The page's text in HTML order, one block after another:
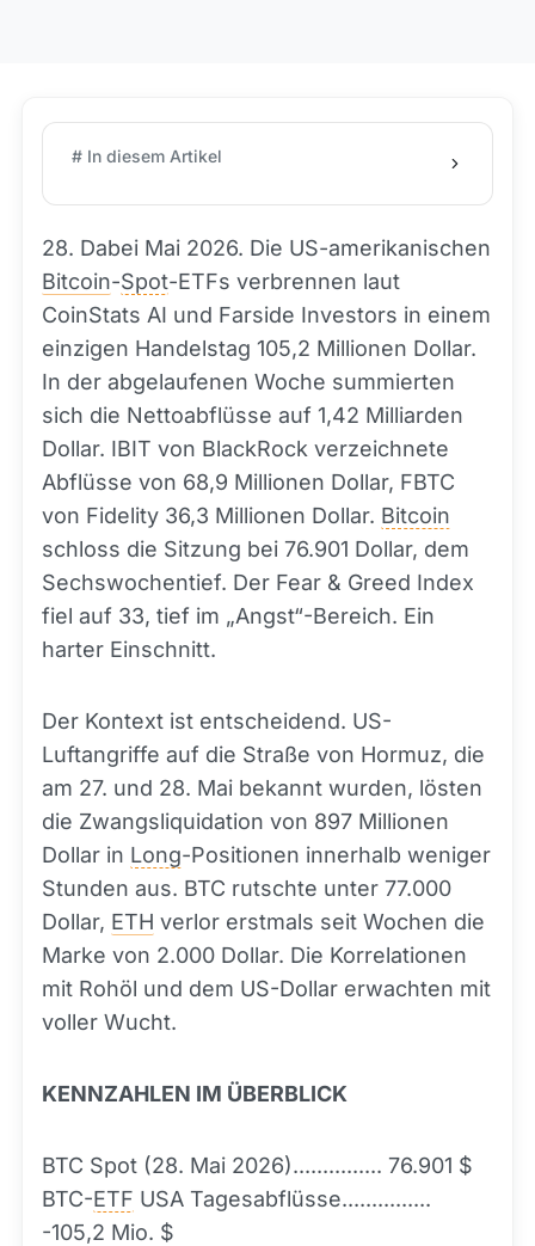
# In diesem Artikel
28. Dabei Mai 2026. Die US-amerikanischen
Bitcoin-Spot-ETFs verbrennen laut
CoinStats AI und Farside Investors in einem
einzigen Handelstag 105,2 Millionen Dollar.
In der abgelaufenen Woche summierten
sich die Nettoabflüsse auf 1,42 Milliarden
Dollar. IBIT von BlackRock verzeichnete
Abflüsse von 68,9 Millionen Dollar, FBTC
von Fidelity 36,3 Millionen Dollar. Bitcoin
schloss die Sitzung bei 76.901 Dollar, dem
Sechswochentief. Der Fear & Greed Index
fiel auf 33, tief im „Angst“-Bereich. Ein
harter Einschnitt.
Der Kontext ist entscheidend. US-
Luftangriffe auf die Straße von Hormuz, die
am 27. und 28. Mai bekannt wurden, lösten
die Zwangsliquidation von 897 Millionen
Dollar in Long-Positionen innerhalb weniger
Stunden aus. BTC rutschte unter 77.000
Dollar, ETH verlor erstmals seit Wochen die
Marke von 2.000 Dollar. Die Korrelationen
mit Rohöl und dem US-Dollar erwachten mit
voller Wucht.
KENNZAHLEN IM ÜBERBLICK
BTC Spot (28. Mai 2026)............... 76.901 $
BTC-ETF USA Tagesabflüsse...............
-105,2 Mio. $